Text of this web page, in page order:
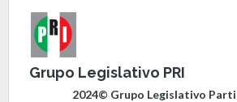
Grupo Legislativo PRI
2024© Grupo Legislativo